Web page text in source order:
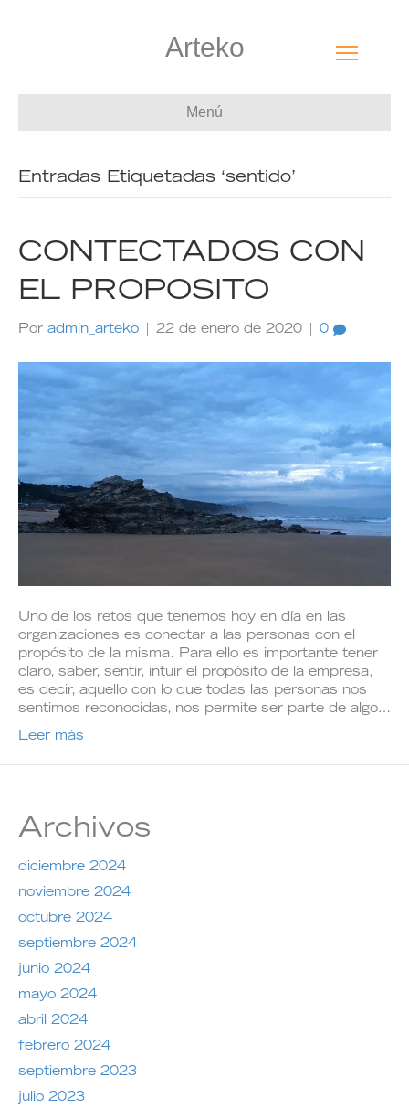
Arteko
Menú
Entradas Etiquetadas ‘sentido’
CONTECTADOS CON
EL PROPOSITO
Por admin_arteko 22 de enero de 2020 0
Uno de los retos que tenemos hoy en día en las
organizaciones es conectar a las personas con el
propósito de la misma. Para ello es importante tener
claro, saber, sentir, intuir el propósito de la empresa,
es decir, aquello con lo que todas las personas nos
sentimos reconocidas, nos permite ser parte de algo…
Leer más
Archivos
diciembre 2024
noviembre 2024
octubre 2024
septiembre 2024
junio 2024
mayo 2024
abril 2024
febrero 2024
septiembre 2023
julio 2023